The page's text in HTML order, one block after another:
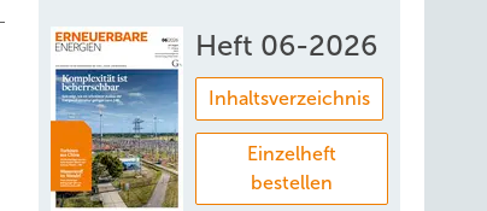
Heft 06-2026
Inhaltsverzeichnis
Einzelheft
bestellen